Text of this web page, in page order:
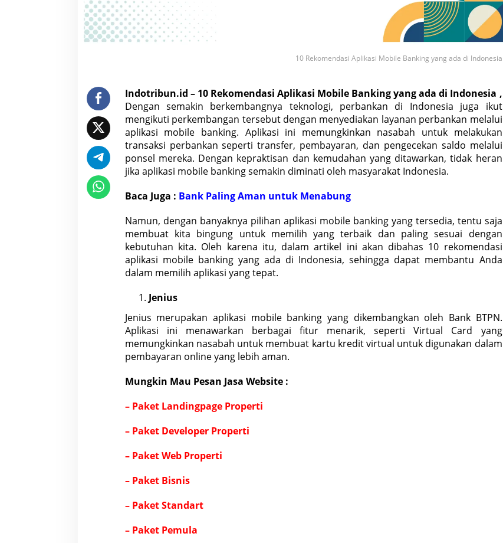
g
y
a
n
g
I
n
d
o
n
e
s
i
a
10 Rekomendasi Aplikasi Mobile Banking yang ada di Indonesia
Indotribun.id – 10 Rekomendasi Aplikasi Mobile Banking yang ada di Indonesia ,
Dengan semakin berkembangnya teknologi, perbankan di Indonesia juga ikut
mengikuti perkembangan tersebut dengan menyediakan layanan perbankan melalui
aplikasi mobile banking. Aplikasi ini memungkinkan nasabah untuk melakukan
transaksi perbankan seperti transfer, pembayaran, dan pengecekan saldo melalui
ponsel mereka. Dengan kepraktisan dan kemudahan yang ditawarkan, tidak heran
jika aplikasi mobile banking semakin diminati oleh masyarakat Indonesia.
Baca Juga : Bank Paling Aman untuk Menabung
Namun, dengan banyaknya pilihan aplikasi mobile banking yang tersedia, tentu saja
membuat kita bingung untuk memilih yang terbaik dan paling sesuai dengan
kebutuhan kita. Oleh karena itu, dalam artikel ini akan dibahas 10 rekomendasi
aplikasi mobile banking yang ada di Indonesia, sehingga dapat membantu Anda
dalam memilih aplikasi yang tepat.
Jenius
Jenius merupakan aplikasi mobile banking yang dikembangkan oleh Bank BTPN.
Aplikasi ini menawarkan berbagai fitur menarik, seperti Virtual Card yang
memungkinkan nasabah untuk membuat kartu kreditvirtual untuk digunakan dalam
pembayaran online yang lebih aman.
Mungkin Mau Pesan Jasa Website :
– Paket Landingpage Properti
– Paket Developer Properti
– Paket Web Properti
– Paket Bisnis
– Paket Standart
– Paket Pemula